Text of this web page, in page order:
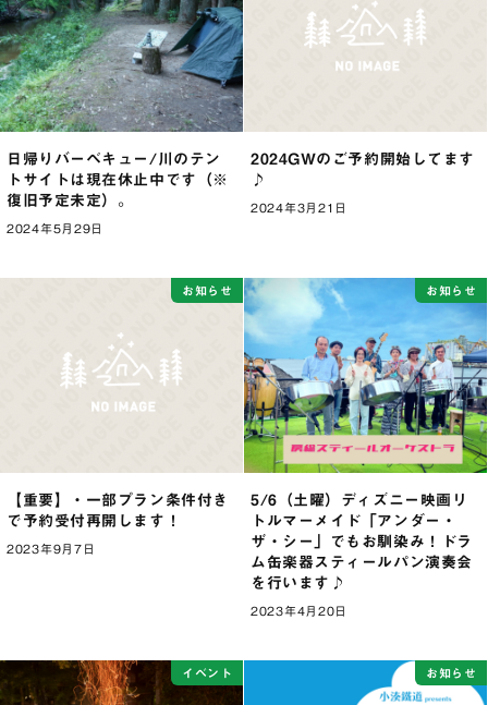
日帰りバーベキュー/川のテン
トサイトは現在休止中です（※
復旧予定未定）。
2024年5月29日
2024GWのご予約開始してます
♪
2024年3月21日
お知らせ
【重要】・一部プラン条件付き
で予約受付再開します！
2023年9月7日
お知らせ
5/6（土曜）ディズニー映画リ
トルマーメイド「アンダー・
ザ・シー」でもお馴染み！ドラ
ム缶楽器スティールパン演奏会
を行います♪
2023年4月20日
イベント お知らせ